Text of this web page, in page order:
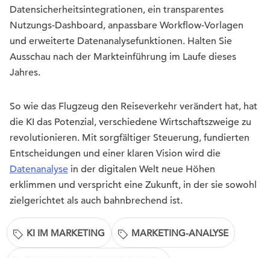
Datensicherheitsintegrationen, ein transparentes
Nutzungs-Dashboard, anpassbare Workflow-Vorlagen
und erweiterte Datenanalysefunktionen. Halten Sie
Ausschau nach der Markteinführung im Laufe dieses
Jahres.
So wie das Flugzeug den Reiseverkehr verändert hat, hat
die KI das Potenzial, verschiedene Wirtschaftszweige zu
revolutionieren. Mit sorgfältiger Steuerung, fundierten
Entscheidungen und einer klaren Vision wird die
Datenanalyse in der digitalen Welt neue Höhen
erklimmen und verspricht eine Zukunft, in der sie sowohl
zielgerichtet als auch bahnbrechend ist.
KI IM MARKETING MARKETING-ANALYSE